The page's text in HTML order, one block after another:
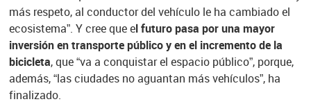
más respeto, al conductor del vehículo le ha cambiado el
ecosistema”. Y cree que el futuro pasa por una mayor
inversión en transporte público y en el incremento de la
bicicleta, que “va a conquistar el espacio público”, porque,
además, “las ciudades no aguantan más vehículos”, ha
finalizado.